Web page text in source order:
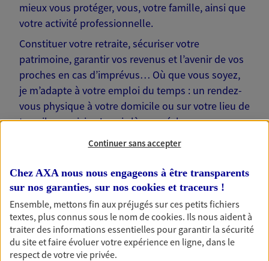
mieux vous protéger, vous, votre famille, ainsi que
votre activité professionnelle.
Constituer votre retraite, sécuriser votre
patrimoine, garantir vos revenus et l’avenir de vos
proches en cas d’imprévus… Où que vous soyez,
je m’adapte à votre emploi du temps : un rendez-
vous physique à votre domicile ou sur votre lieu de
travail, une visio. Je suis là pour échanger avec
Nos offres phares
Continuer sans accepter
Chez AXA nous nous engageons à être transparents
sur nos garanties, sur nos cookies et traceurs !
Ensemble, mettons fin aux préjugés sur ces petits fichiers
textes, plus connus sous le nom decookies. Ils nous aident à
traiter des informations essentielles pour garantir la sécurité
du site et faire évoluer votre expérience en ligne, dans le
respect de votre vie privée.